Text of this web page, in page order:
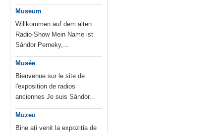
Museum
Willkommen auf dem alten
Radio-Show Mein Name ist
Sándor Perneky,...
Musée
Bienvenue sur le site de
l'exposition de radios
anciennes Je suis Sándor...
Muzeu
Bine ați venit la expoziția de